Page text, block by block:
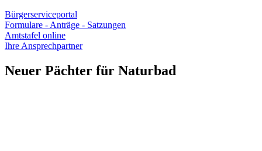
Bürgerserviceportal
Formulare - Anträge - Satzungen
Amtstafel online
Ihre Ansprechpartner
Neuer Pächter für Naturbad